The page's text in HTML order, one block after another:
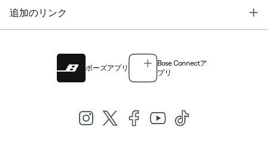
追加のリンク
ボーズアプリ
Bose Connectア
プリ